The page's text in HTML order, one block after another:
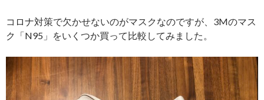
コロナ対策で欠かせないのがマスクなのですが、3Mのマス
ク「N95」をいくつか買って比較してみました。